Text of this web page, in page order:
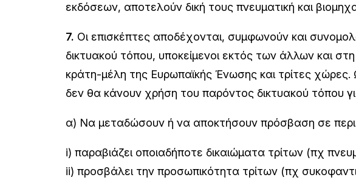
εκδόσεων, αποτελούν δική τους πνευματική και
7. Οι επισκέπτες αποδέχονται, συμφωνούν και
δικτυακού τόπου, υποκείμενοι εκτός των άλλων και
κράτη-μέλη της Ευρωπαϊκής Ένωσης και τρίτες χώρες.
δεν θα κάνουν χρήση του παρόντος δικτυακού τόπου
α) Να μεταδώσουν ή να αποκτήσουν πρόσβαση σε
i) παραβιάζει οποιαδήποτε δικαιώματα τρίτων (πχ
ii) προσβάλει την προσωπικότητα τρίτων (πχ